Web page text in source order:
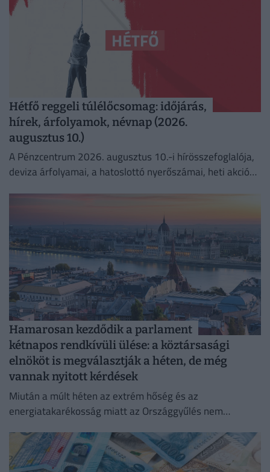
Hétfő reggeli túlélőcsomag: időjárás,
hírek, árfolyamok, névnap (2026.
augusztus 10.)
A Pénzcentrum 2026. augusztus 10.-i hírösszefoglalója,
deviza árfolyamai, a hatoslottó nyerőszámai, heti akciók
Hamarosan kezdődik a parlament
kétnapos rendkívüli ülése: a köztársasági
elnököt is megválasztják a héten, de még
vannak nyitott kérdések
Miután a múlt héten az extrém hőség és az
energiatakarékosság miatt az Országgyűlés nem
a képviselők hétfőn 13...